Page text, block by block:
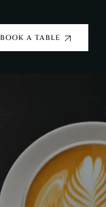
BOOK A TABLE